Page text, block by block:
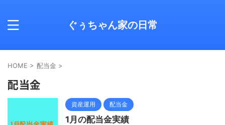
ぐぅちゃん家の日常
HOME > 配当金 >
配当金
資産運用 配当金
1月の配当金実績